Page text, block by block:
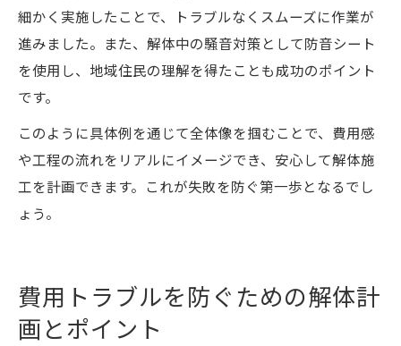
細かく実施したことで、トラブルなくスムーズに作業が
進みました。また、解体中の騒音対策として防音シート
を使用し、地域住民の理解を得たことも成功のポイント
です。
このように具体例を通じて全体像を掴むことで、費用感
や工程の流れをリアルにイメージでき、安心して解体施
工を計画できます。これが失敗を防ぐ第一歩となるでし
ょう。
費用トラブルを防ぐための解体計
画とポイント